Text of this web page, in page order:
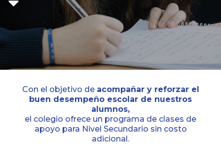
Con el objetivo de acompañar y reforzar el
buen desempeño escolar de nuestros
alumnos,
el colegio ofrece un programa de clases de
apoyo para Nivel Secundario sin costo
adicional.